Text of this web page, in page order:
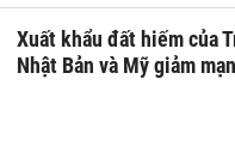
Xuất khẩu đất hiếm của
Nhật Bản và Mỹ giảm